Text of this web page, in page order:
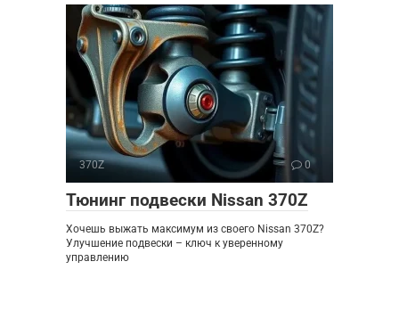
370Z 0
Тюнинг подвески Nissan 370Z
Хочешь выжать максимум из своего Nissan 370Z?
Улучшение подвески – ключ к уверенному
управлению